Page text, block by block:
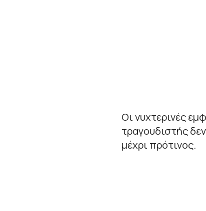
Οι νυχτερινές
τραγουδιστής
μέχρι πρότινος.